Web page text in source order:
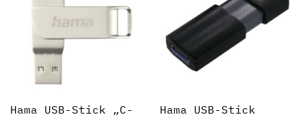
Hama USB-Stick „C-
Hama USB-Stick